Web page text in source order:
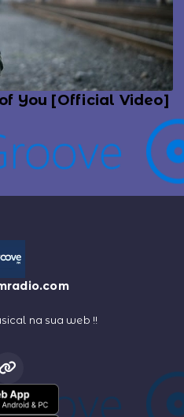
You [Official Video]
na sua web !!